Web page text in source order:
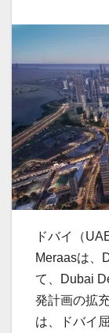
ドバイ（
Meraasは、
て、Dubai
発計画の拡
は、ドバイ